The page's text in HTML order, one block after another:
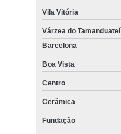
Vila Vitória
Várzea do Tamanduateí
Barcelona
Boa Vista
Centro
Cerâmica
Fundação